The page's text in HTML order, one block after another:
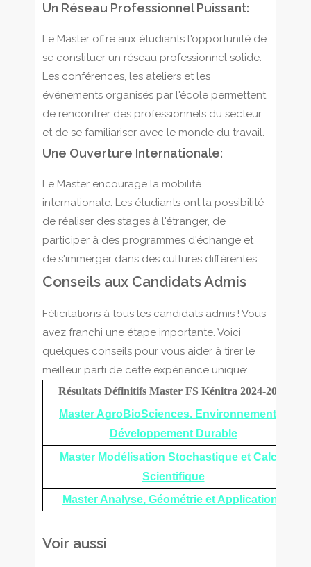
Un Réseau Professionnel Puissant:
Le Master offre aux étudiants l'opportunité de
se constituer un réseau professionnel solide.
Les conférences, les ateliers et les
événements organisés par l'école permettent
de rencontrer des professionnels du secteur
et de se familiariser avec le monde du travail.
Une Ouverture Internationale:
Le Master encourage la mobilité
internationale. Les étudiants ont la possibilité
de réaliser des stages à l'étranger, de
participer à des programmes d'échange et
de s'immerger dans des cultures différentes.
Conseils aux Candidats Admis
Félicitations à tous les candidats admis ! Vous
avez franchi une étape importante. Voici
quelques conseils pour vous aider à tirer le
meilleur parti de cette expérience unique:
Résultats Définitifs Master FS Kénitra 2024-2025
Master AgroBioSciences, Environnement &
Développement Durable
Master Modélisation Stochastique et Calcul
Scientifique
Master Analyse, Géométrie et Applications
Voir aussi